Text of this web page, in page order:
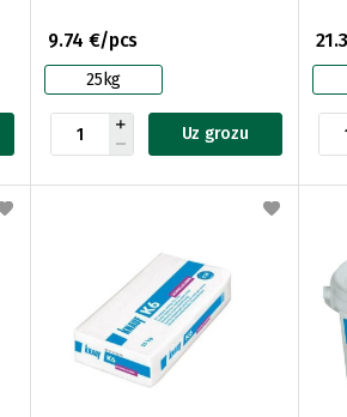
9.74 €/pcs
25kg
Uz grozu